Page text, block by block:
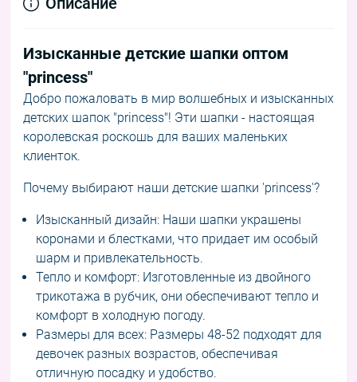
Изысканные детские шапки оптом
"princess"
Добро пожаловать в мир волшебных и изысканных
детских шапок "princess"! Эти шапки - настоящая
королевская роскошь для ваших маленьких
клиенток.
Почему выбирают наши детские шапки 'princess'?
Изысканный дизайн: Наши шапки украшены
коронами и блестками, что придает им особый
шарм и привлекательность.
Тепло и комфорт: Изготовленные из двойного
трикотажа в рубчик, они обеспечивают тепло и
комфорт в холодную погоду.
Размеры для всех: Размеры 48-52 подходят для
девочек разных возрастов, обеспечивая
отличную посадку и удобство.